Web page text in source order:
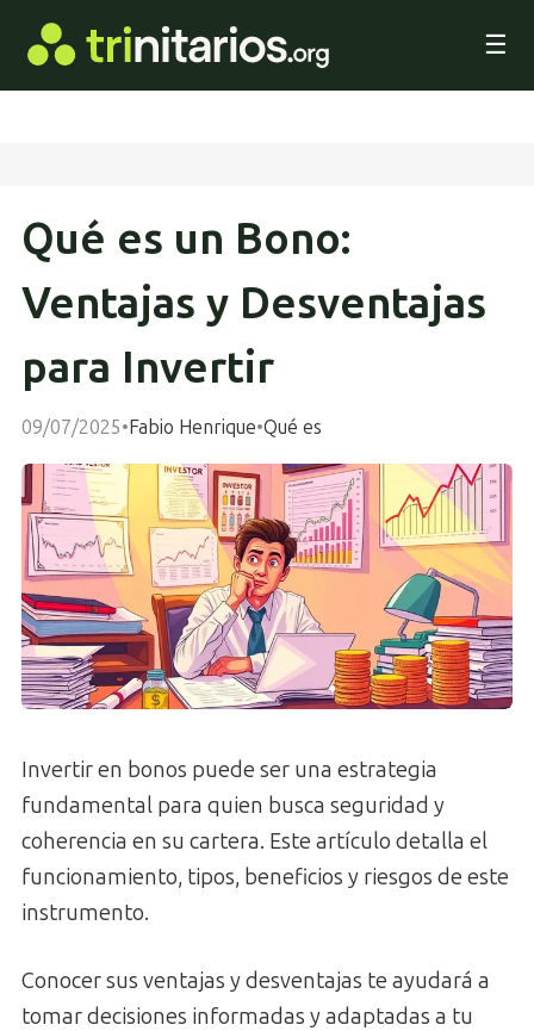
☰
Qué es un Bono:
Ventajas y Desventajas
para Invertir
09/07/2025•Fabio Henrique•Qué es
Invertir en bonos puede ser una estrategia
fundamental para quien busca seguridad y
coherencia en su cartera. Este artículo detalla el
funcionamiento, tipos, beneficios y riesgos de este
instrumento.
Conocer sus ventajas y desventajas te ayudará a
tomar decisiones informadas y adaptadas a tu